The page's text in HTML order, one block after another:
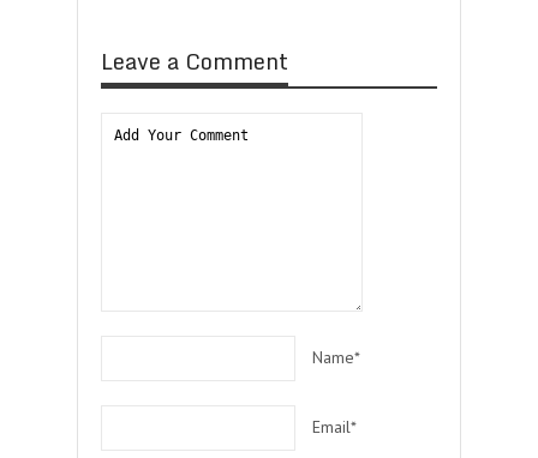
Leave a Comment
Name*
Email*